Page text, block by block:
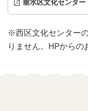
垂水区文化センター
※西区文化センター
りません。HPからの